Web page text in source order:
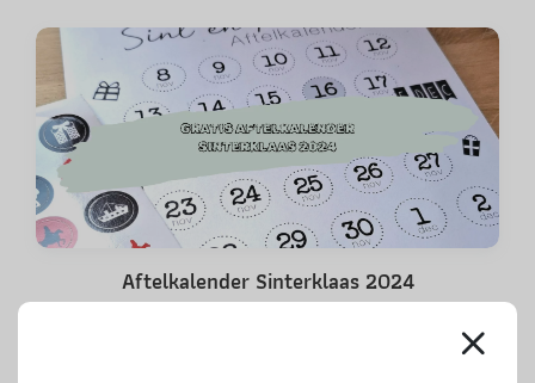
Aftelkalender Sinterklaas 2024